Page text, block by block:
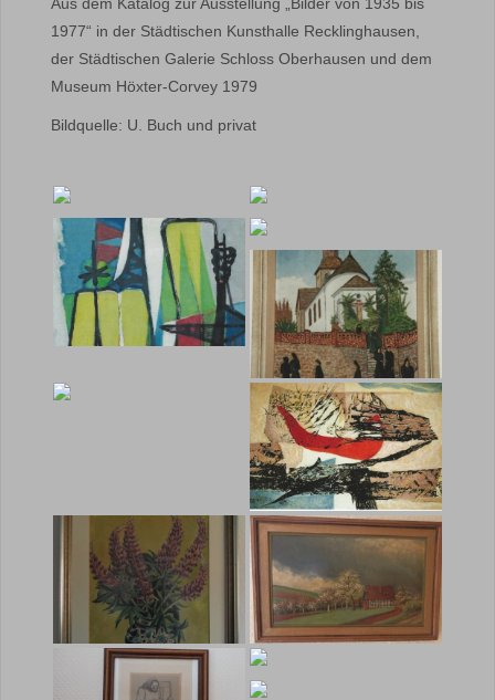
1977“ in der Städtischen Kunsthalle Recklinghausen,
der Städtischen Galerie Schloss Oberhausen und dem
Museum Höxter-Corvey 1979
Bildquelle: U. Buch und privat